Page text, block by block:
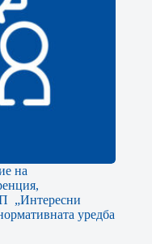
на
„Интересни
уредба